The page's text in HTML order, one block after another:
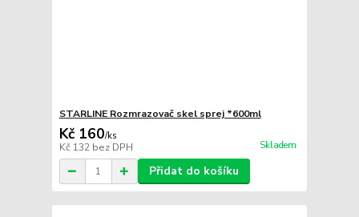
STARLINE Rozmrazovač skel sprej *600ml
Kč 160/ks
Kč 132 bez DPH Skladem
Přidat do košíku